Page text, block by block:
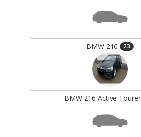
BMW 216 23
BMW 216 Active Tourer